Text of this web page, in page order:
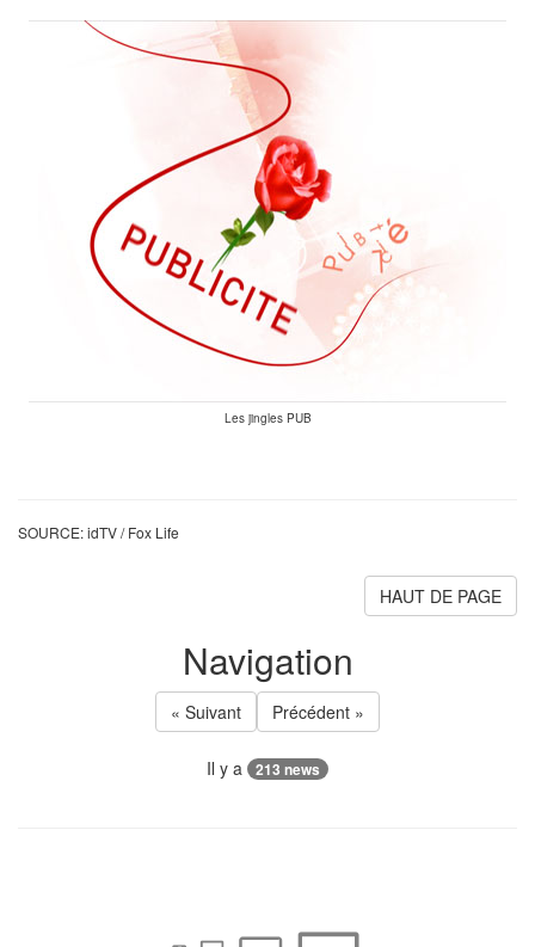
Les jingles PUB
SOURCE: idTV / Fox Life
HAUT DE PAGE
Navigation
« Suivant Précédent »
Il y a 213 news